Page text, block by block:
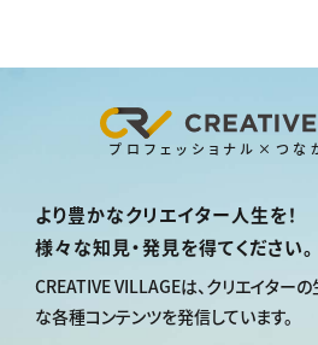
プロフェッショナル×つな
より豊かなクリエイター人生を！
様々な知見・発見を得てください。
CREATIVE VILLAGEは、クリエイター
な各種コンテンツを発信しています。